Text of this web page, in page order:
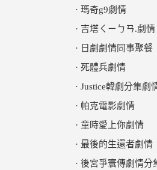
· 瑪奇g9劇情
· 吉塔ㄑㄧㄅㄢ.劇情
· 日劇劇情同事聚餐
· 死體兵劇情
· Justice韓劇分集劇
· 帕克電影劇情
· 童時愛上你劇情
· 最後的生還者劇情
· 後宮爭寰傳劇情分